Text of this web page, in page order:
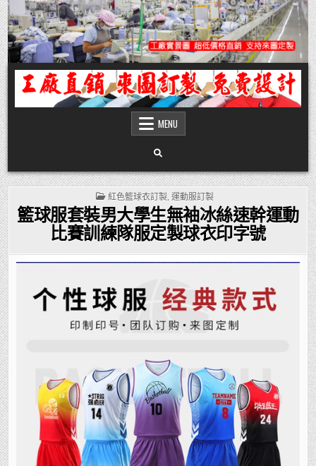
Skip
to
content
團體服
團體服製作,公司企業工作制服POLO衫T恤訂製推薦,做班系校服定製價格,台灣香
港客製化衣服裝工廠商
MENU
POSTED
IN
紅色籃球衣訂製, 運動服訂製
籃球服套裝男大學生無袖冰絲速幹運動
比賽訓練隊服定製球衣印字號